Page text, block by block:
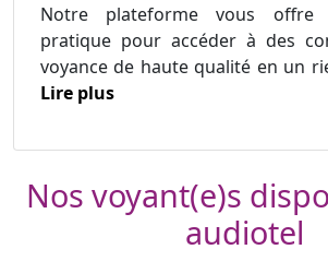
Notre plateforme vous offre
pratique pour accéder à des
voyance de haute qualité en un
Lire plus
Nos voyant(e)s
audiotel